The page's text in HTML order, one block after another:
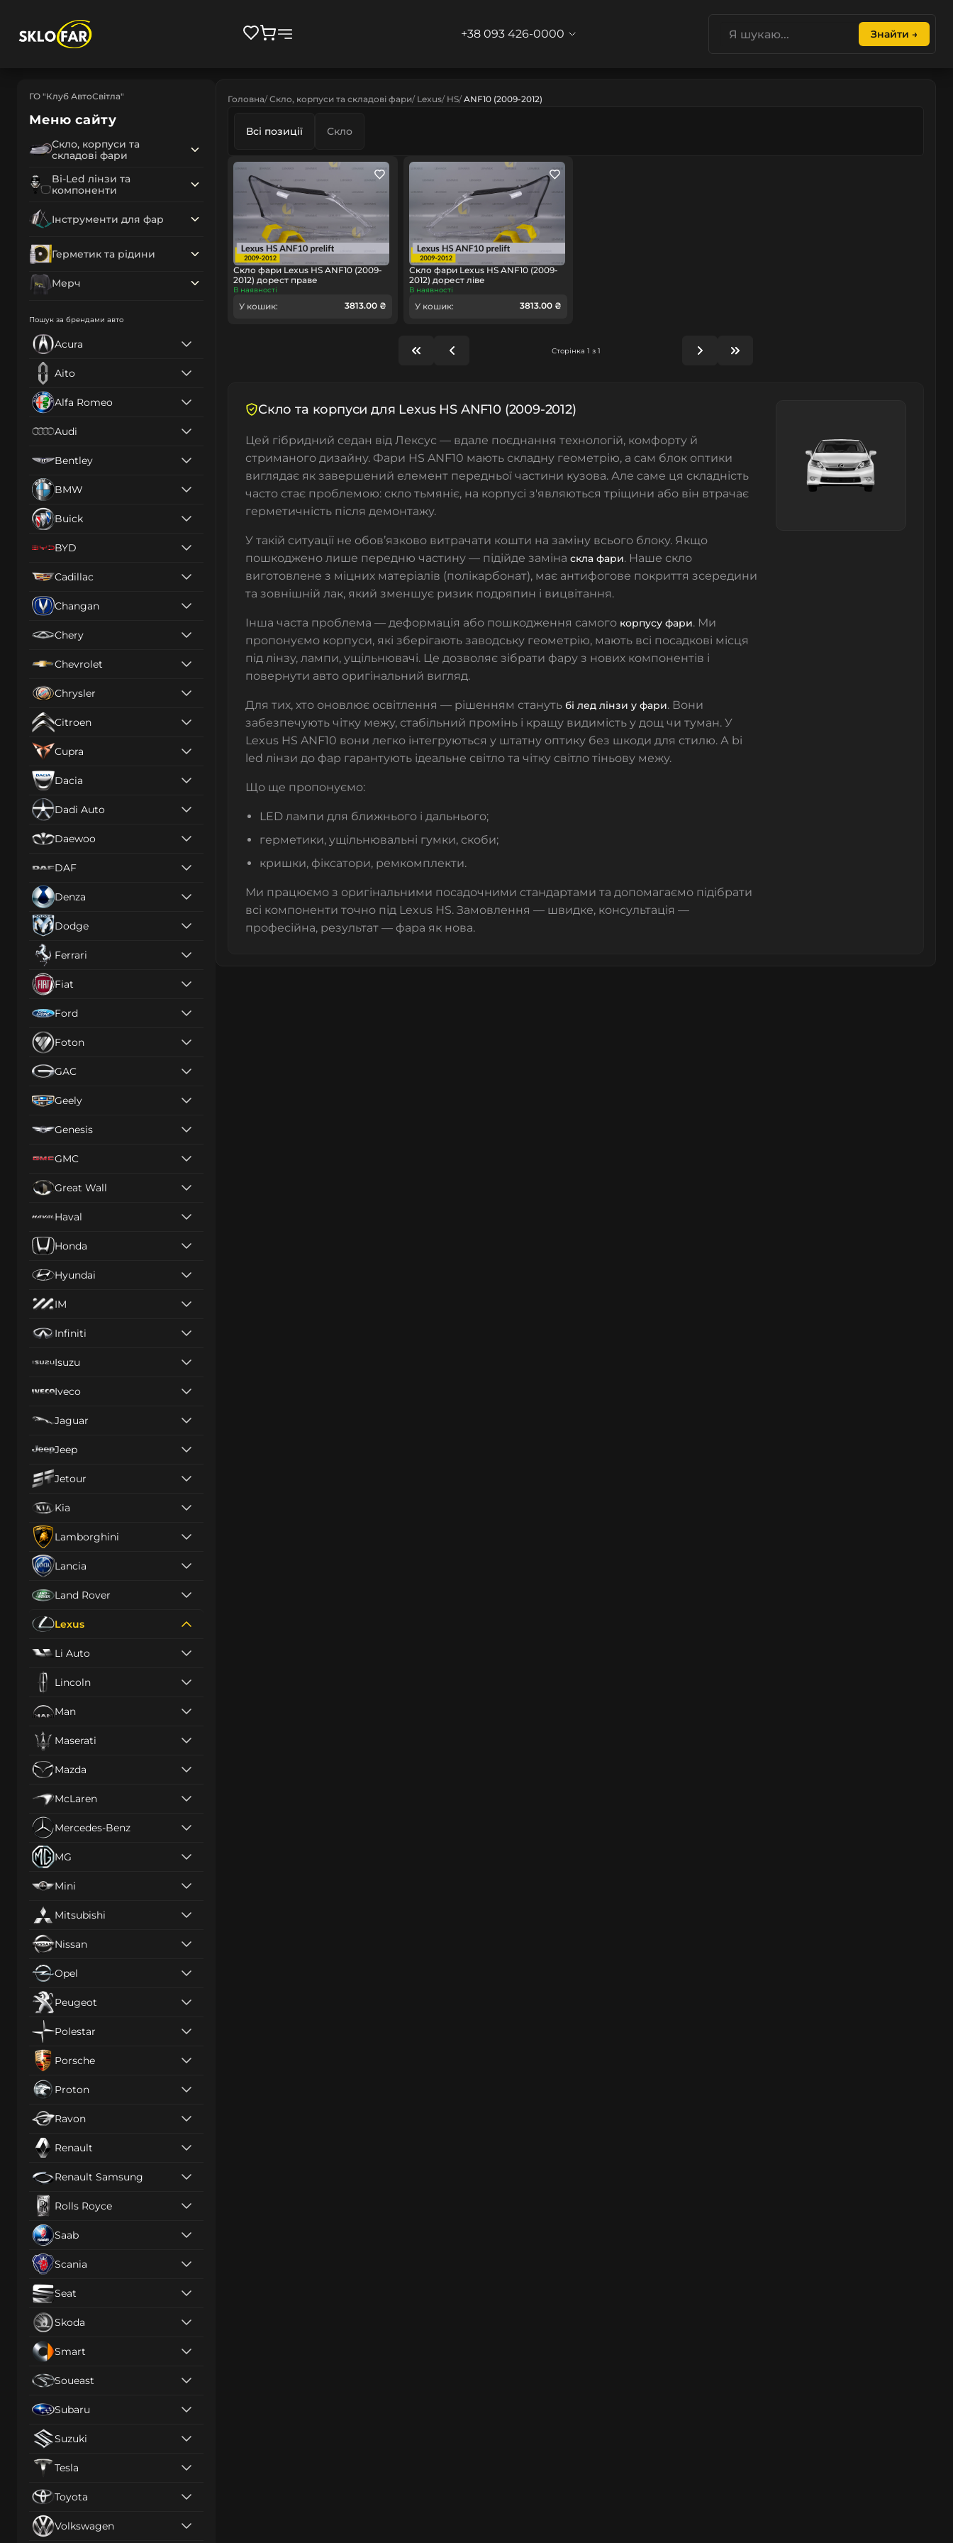
+38 093 426-0000 Знайти →
ГО "Клуб АвтоСвітла"
Меню сайту
Скло, корпуси та
складові фари
Bi-Led лінзи та
компоненти
Інструменти для фар
Герметик та рідини
Мерч
Пошук за брендами авто
Acura
Aito
Alfa Romeo
Audi
Bentley
BMW
Buick
BYD
Cadillac
Changan
Chery
Chevrolet
Chrysler
Citroen
Cupra
Dacia
Dadi Auto
Daewoo
DAF
Denza
Dodge
Ferrari
Fiat
Ford
Foton
GAC
Geely
Genesis
GMC
Great Wall
Haval
Honda
Hyundai
IM
Infiniti
Isuzu
Iveco
Jaguar
Jeep
Jetour
Kia
Lamborghini
Lancia
Land Rover
Lexus
Li Auto
Lincoln
Man
Maserati
Mazda
McLaren
Mercedes-Benz
MG
Mini
Mitsubishi
Nissan
Opel
Peugeot
Polestar
Porsche
Proton
Ravon
Renault
Renault Samsung
Rolls Royce
Saab
Scania
Seat
Skoda
Smart
Soueast
Subaru
Suzuki
Tesla
Toyota
Volkswagen
Головна Скло, корпуси та складові фари Lexus HS ANF10 (2009-2012)
Всі позиції Скло
Скло фари Lexus HS ANF10 (2009-
2012) дорест праве
В наявності
У кошик: 3813.00 ₴
Скло фари Lexus HS ANF10 (2009-
2012) дорест ліве
В наявності
У кошик: 3813.00 ₴
Сторінка 1 з 1
Скло та корпуси для Lexus HS ANF10 (2009-2012)
Цей гібридний седан від Лексус — вдале поєднання технологій, комфорту й
стриманого дизайну. Фари HS ANF10 мають складну геометрію, а сам блок оптики
виглядає як завершений елемент передньої частини кузова. Але саме ця складність
часто стає проблемою: скло тьмяніє, на корпусі з'являються тріщини або він втрачає
герметичність після демонтажу.
У такій ситуації не обов’язково витрачати кошти на заміну всього блоку. Якщо
пошкоджено лише передню частину — підійде заміна скла фари. Наше скло
виготовлене з міцних матеріалів (полікарбонат), має антифогове покриття зсередини
та зовнішній лак, який зменшує ризик подряпин і вицвітання.
Інша часта проблема — деформація або пошкодження самого корпусу фари. Ми
пропонуємо корпуси, які зберігають заводську геометрію, мають всі посадкові місця
під лінзу, лампи, ущільнювачі. Це дозволяє зібрати фару з нових компонентів і
повернути авто оригінальний вигляд.
Для тих, хто оновлює освітлення — рішенням стануть бі лед лінзи у фари. Вони
забезпечують чітку межу, стабільний промінь і кращу видимість у дощ чи туман. У
Lexus HS ANF10 вони легко інтегруються у штатну оптику без шкоди для стилю. А bi
led лінзи до фар гарантують ідеальне світло та чітку світло тіньову межу.
Що ще пропонуємо:
LED лампи для ближнього і дальнього;
герметики, ущільнювальні гумки, скоби;
кришки, фіксатори, ремкомплекти.
Ми працюємо з оригінальними посадочними стандартами та допомагаємо підібрати
всі компоненти точно під Lexus HS. Замовлення — швидке, консультація —
професійна, результат — фара як нова.